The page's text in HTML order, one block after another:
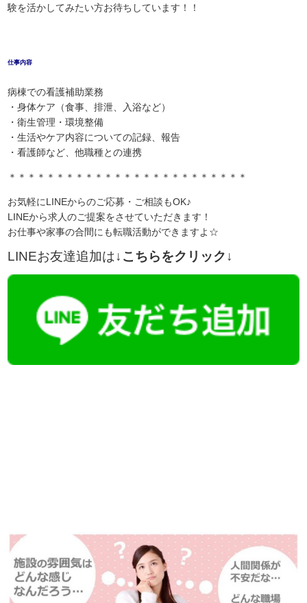
験を活かしてみたい方お待ちしています！！
仕事内容
病棟での看護補助業務
・身体ケア（食事、排泄、入浴など）
・衛生管理・環境整備
・生活やケア内容についての記録、報告
・看護師など、他職種との連携
＊＊＊＊＊＊＊＊＊＊＊＊＊＊＊＊＊＊＊＊＊＊＊＊＊
お気軽にLINEからのご応募・ご相談もOK♪
LINEから求人のご提案をさせていただきます！
お仕事や家事の合間にも転職活動ができますよ☆
LINEお友達追加は↓こちらをクリック↓